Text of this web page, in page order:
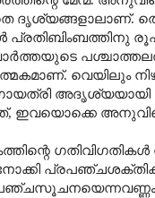
ദൃശ്യങ്ങളാലാണ്.
പ്രതിബിംബത്തിനു
വെയിലും
അദൃശ്യയായി
, ഇവയൊക്കെ